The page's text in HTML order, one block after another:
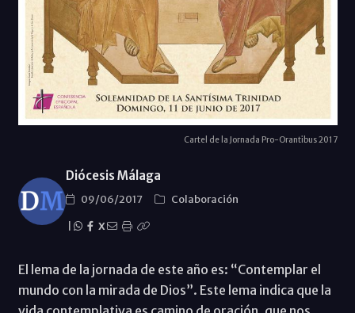
Cartel de la Jornada Pro-Orantibus 2017
Diócesis Málaga
09/06/2017
Colaboración
X
El lema de la jornada de este año es: “Contemplar el
mundo con la mirada de Dios”. Este lema indica que la